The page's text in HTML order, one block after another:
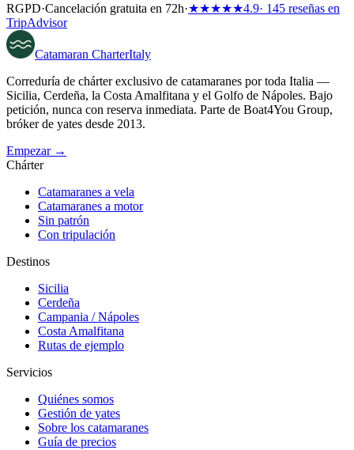
RGPD·Cancelación gratuita en 72h·★★★★★4.9· 145 reseñas en
TripAdvisor
Catamaran CharterItaly
Correduría de chárter exclusivo de catamaranes por toda Italia —
Sicilia, Cerdeña, la Costa Amalfitana y el Golfo de Nápoles. Bajo
petición, nunca con reserva inmediata. Parte de Boat4You Group,
bróker de yates desde 2013.
Empezar →
Chárter
Catamaranes a vela
Catamaranes a motor
Sin patrón
Con tripulación
Destinos
Sicilia
Cerdeña
Campania / Nápoles
Costa Amalfitana
Rutas de ejemplo
Servicios
Quiénes somos
Gestión de yates
Sobre los catamaranes
Guía de precios